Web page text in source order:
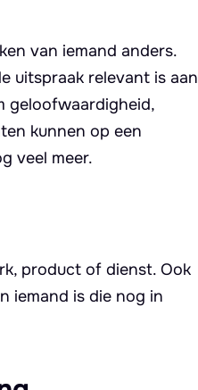
van iemand anders.
uitspraak relevant is aan
geloofwaardigheid,
kunnen op een
veel meer.
product of dienst. Ook
iemand is die nog in